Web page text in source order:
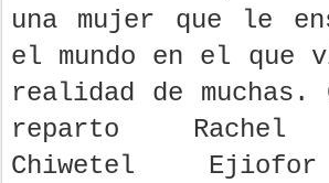
una mujer que le
el mundo en el que
realidad de
reparto Rachel
Chiwetel